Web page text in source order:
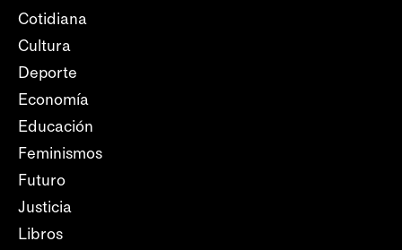
Cotidiana
Cultura
Deporte
Economía
Educación
Feminismos
Futuro
Justicia
Libros